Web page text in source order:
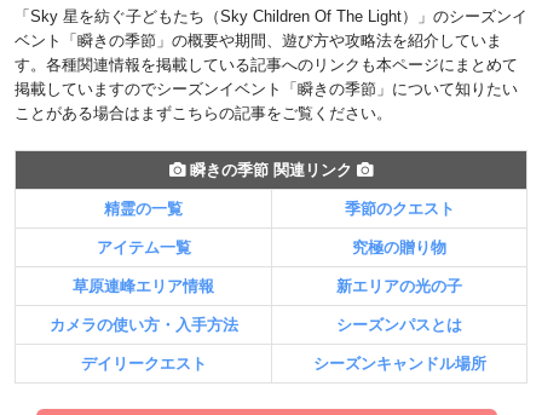
「Sky 星を紡ぐ子どもたち（Sky Children Of The Light）」のシーズンイ
ベント「瞬きの季節」の概要や期間、遊び方や攻略法を紹介していま
す。各種関連情報を掲載している記事へのリンクも本ページにまとめて
掲載していますのでシーズンイベント「瞬きの季節」について知りたい
ことがある場合はまずこちらの記事をご覧ください。
瞬きの季節 関連リンク
精霊の一覧 季節のクエスト
アイテム一覧 究極の贈り物
草原連峰エリア情報 新エリアの光の子
カメラの使い方・入手方法 シーズンパスとは
デイリークエスト シーズンキャンドル場所